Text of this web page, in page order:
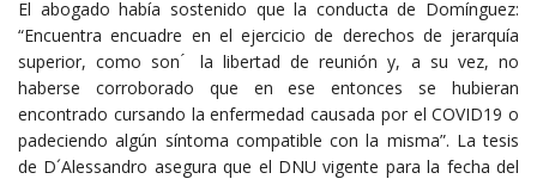
El abogado había sostenido que la conducta de Domínguez:
“Encuentra encuadre en el ejercicio de derechos de jerarquía
superior, como son ́ la libertad de reunión y, a su vez, no
haberse corroborado que en ese entonces se hubieran
encontrado cursando la enfermedad causada por el COVID19 o
padeciendo algún síntoma compatible con la misma”. La tesis
de D´Alessandro asegura que el DNU vigente para la fecha del